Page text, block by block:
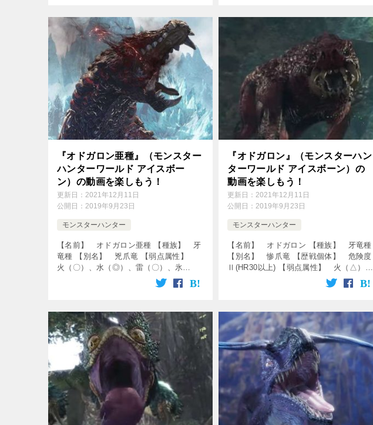
[…]
『オドガロン亜種』（モンスター
ハンターワールド アイスボー
ン）の動画を楽しもう！
更新日： 2021年12月11日
公開日： 2019年9月23日
モンスターハンター
【名前】 オドガロン亜種 【種族】 牙
竜種 【別名】 兇爪竜 【弱点属性】
火（〇）、水（◎）、雷（〇）、氷
（〇）、龍（△） 【破壊できる部位】
頭、前脚、脚、尻尾 【出現エリア】 陸
[…]
『オドガロン』（モンスターハン
ターワールド アイスボーン）の
動画を楽しもう！
更新日：2021年12月11日
公開日：2019年9月23日
モンスターハンター
【名前】 オドガロン 【種族】 牙竜種
【別名】 惨爪竜 【歴戦個体】 危険度
Ⅱ(HR30以上) 【弱点属性】 火（△）、
水（△）、雷（〇）、氷（◎）、龍
（×） 【破壊できる部位】 頭、前脚、